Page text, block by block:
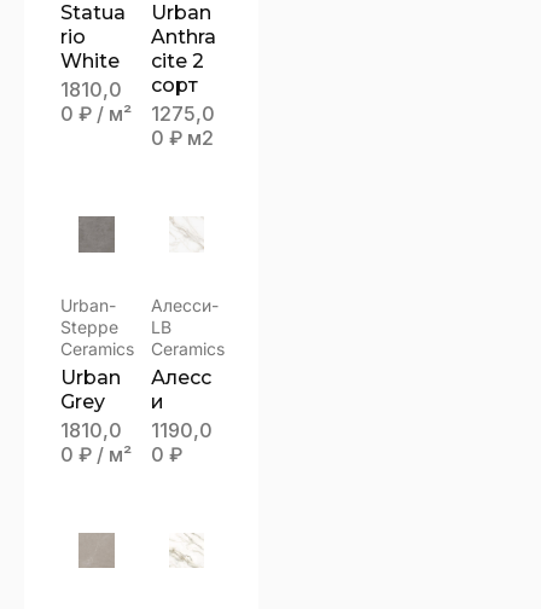
Statua
rio
White
1810,0
0 ₽ / м²
Urban
Anthra
cite 2
сорт
1275,0
0 ₽ м2
Urban-
Steppe
Ceramics
Urban
Grey
1810,0
0 ₽ / м²
Алесси-
LB
Ceramics
Алесс
и
1190,0
0 ₽